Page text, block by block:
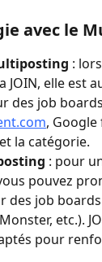
avec le
:
JOIN, elle est
des job
, Google
la catégorie.
: pour
pouvez
des job
etc.).
pour